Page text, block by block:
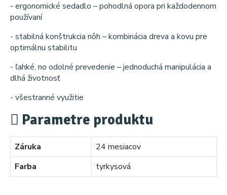
- ergonomické sedadlo – pohodlná opora pri každodennom
používaní
- stabilná konštrukcia nôh – kombinácia dreva a kovu pre
optimálnu stabilitu
- ľahké, no odolné prevedenie – jednoduchá manipulácia a
dlhá životnosť
- všestranné využitie
Parametre produktu
Záruka
24 mesiacov
Farba
tyrkysová